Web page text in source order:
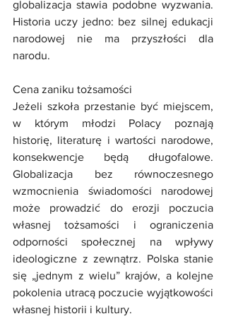
globalizacja stawia podobne wyzwania.
Historia uczy jedno: bez silnej edukacji
narodowej nie ma przyszłości dla
narodu.
Cena zaniku tożsamości
Jeżeli szkoła przestanie być miejscem,
w którym młodzi Polacy poznają
historię, literaturę i wartości narodowe,
konsekwencje będą długofalowe.
Globalizacja bez równoczesnego
wzmocnienia świadomości narodowej
może prowadzić do erozji poczucia
własnej tożsamości i ograniczenia
odporności społecznej na wpływy
ideologiczne z zewnątrz. Polska stanie
się „jednym z wielu” krajów, a kolejne
pokolenia utracą poczucie wyjątkowości
własnej historii i kultury.